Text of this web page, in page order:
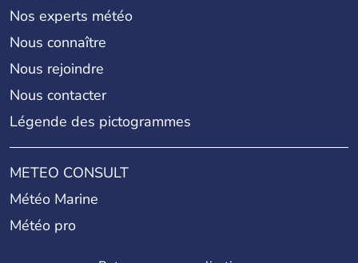
Nos experts météo
Nous connaître
Nous rejoindre
Nous contacter
Légende des pictogrammes
METEO CONSULT
Météo Marine
Météo pro